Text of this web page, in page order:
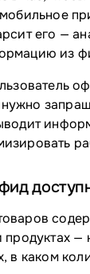
его —
из
продуктах —
в каком